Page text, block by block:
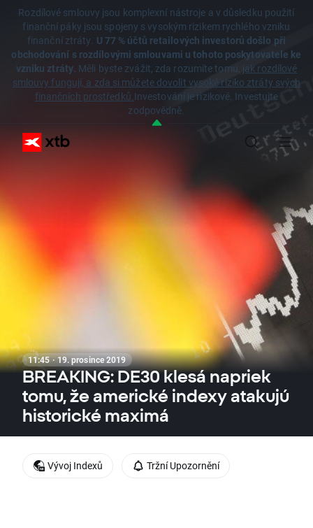
Rozdílové smlouvy jsou komplexní nástroje a v důsledku použití
finanční páky jsou spojeny s vysokým rizikem rychlého vzniku
finanční ztráty. U 77 % účtů retailových investorů došlo při
obchodování s rozdílovými smlouvami u tohoto poskytovatele ke
vzniku ztráty. Měli byste zvážit, zda rozumíte tomu, jak rozdílové
smlouvy fungují, a zda si můžete dovolit vysoké riziko ztráty svých
finančních prostředků.Investování je rizikové. Investujte
zodpovědně.
11:45 · 19. prosince 2019
BREAKING: DE30 klesá napriek
tomu, že americké indexy atakujú
historické maximá
Vývoj Indexů Tržní Upozornění